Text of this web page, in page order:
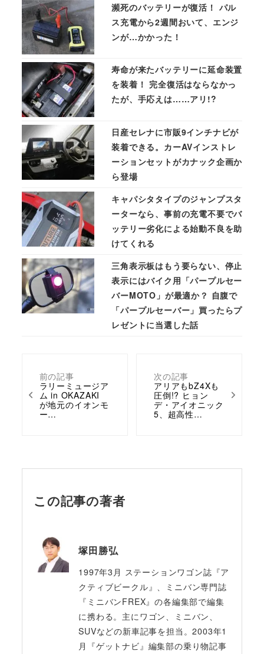
前の記事
ラリーミュージア
ム in OKAZAKI
が地元のイオンモ
ー…
次の記事
アリアもbZ4Xも
圧倒!? ヒョン
デ・アイオニック
5、超高性…
瀕死のバッテリーが復活！ パル
ス充電から2週間おいて、エンジ
ンが…かかった！
寿命が来たバッテリーに延命装置
を装着！ 完全復活はならなかっ
たが、手応えは……アリ!?
日産セレナに市販9インチナビが
装着できる。カーAVインストレ
ーションセットがカナック企画か
ら登場
キャパシタタイプのジャンプスタ
ーターなら、事前の充電不要でバ
ッテリー劣化による始動不良を助
けてくれる
三角表示板はもう要らない、停止
表示にはバイク用「パープルセー
バーMOTO」が最適か？ 自腹で
「パープルセーバー」買ったらプ
レゼントに当選した話
この記事の著者
塚田勝弘
1997年3月 ステーションワゴン誌『ア
クティブビークル』、ミニバン専門誌
『ミニバンFREX』の各編集部で編集
に携わる。主にワゴン、ミニバン、
SUVなどの新車記事を担当。2003年1
月『ゲットナビ』編集部の乗り物記事